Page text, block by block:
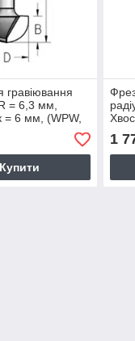
гравіювання
= 6,3 мм,
= 6 мм, (WPW,
Купити
1